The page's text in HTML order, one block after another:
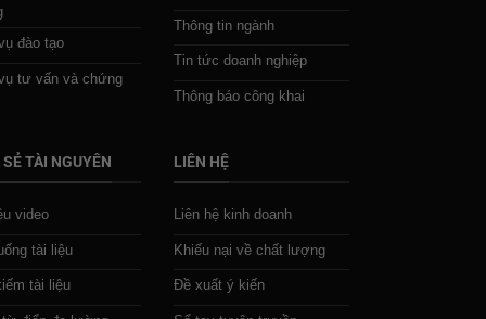
đào tạo
tư vấn và chứng
Thông tin ngành
Tin tức doanh nghiệp
Thông báo công khai
TÀI NGUYÊN
video
tài liệu
tài liệu
LIÊN HỆ
Liên hệ kinh doanh
Khiếu nại về chất lượng
Đề xuất ý kiến